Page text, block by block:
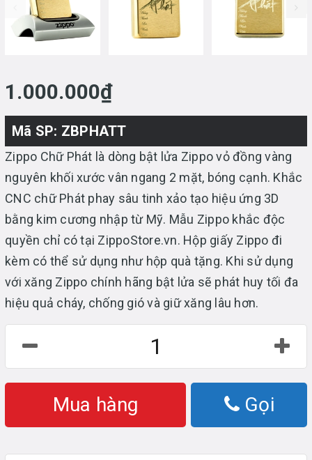
1.000.000₫
Mã SP: ZBPHATT
Zippo Chữ Phát là dòng bật lửa Zippo vỏ đồng vàng
nguyên khối xước vân ngang 2 mặt, bóng cạnh. Khắc
CNC chữ Phát phay sâu tinh xảo tạo hiệu ứng 3D
bằng kim cương nhập từ Mỹ. Mẫu Zippo khắc độc
quyền chỉ có tại ZippoStore.vn. Hộp giấy Zippo đi
kèm có thể sử dụng như hộp quà tặng. Khi sử dụng
với xăng Zippo chính hãng bật lửa sẽ phát huy tối đa
hiệu quả cháy, chống gió và giữ xăng lâu hơn.
Mua hàng Gọi